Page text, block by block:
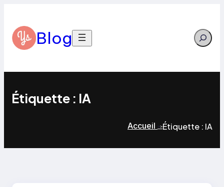
contenu
Blog Search
Étiquette : IA
Accueil >>Étiquette : IA